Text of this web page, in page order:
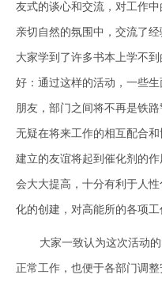
友式的谈心和交流，对工作
亲切自然的氛围中，交流了
大家学到了许多书本上学不
好：通过这样的活动，一些
朋友，部门之间将不再是铁
无疑在将来工作的相互配合
建立的友谊将起到催化剂的
会大大提高，十分有利于人
化的创建，对高能所的各项工
大家一致认为这次活动
正常工作，也便于各部门调